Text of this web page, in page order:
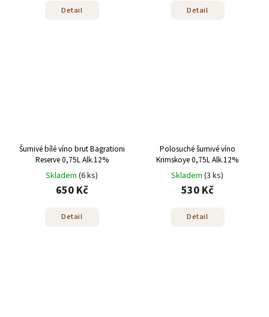
Detail Detail
Šumivé bílé víno brut Bagrationi
Reserve 0,75L Alk.12%
Skladem (6 ks)
650 Kč
Detail
Polosuché šumivé víno
Krimskoye 0,75L Alk.12%
Skladem (3 ks)
530 Kč
Detail